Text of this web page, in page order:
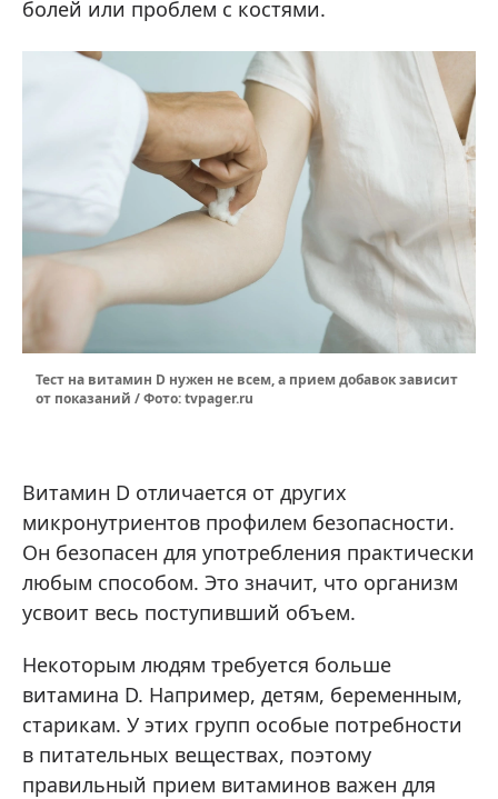
болей или проблем с костями.
Тест на витамин D нужен не всем, а прием добавок зависит
от показаний / Фото: tvpager.ru
Витамин D отличается от других
микронутриентов профилем безопасности.
Он безопасен для употребления практически
любым способом. Это значит, что организм
усвоит весь поступивший объем.
Некоторым людям требуется больше
витамина D. Например, детям, беременным,
старикам. У этих групп особые потребности
в питательных веществах, поэтому
правильный прием витаминов важен для